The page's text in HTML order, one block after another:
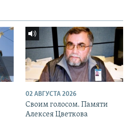
02 АВГУСТА 2026
Своим голосом. Памяти
Алексея Цветкова